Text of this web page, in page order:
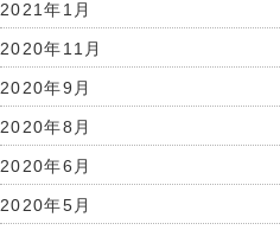
2021年1月
2020年11月
2020年9月
2020年8月
2020年6月
2020年5月